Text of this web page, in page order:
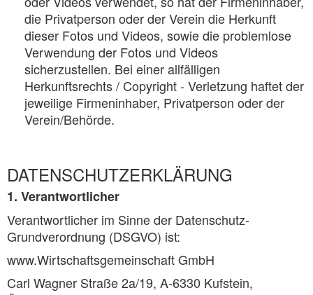
die Privatperson oder der Verein die Herkunft
dieser Fotos und Videos, sowie die problemlose
Verwendung der Fotos und Videos
sicherzustellen. Bei einer allfälligen
Herkunftsrechts / Copyright - Verletzung haftet der
jeweilige Firmeninhaber, Privatperson oder der
Verein/Behörde.
DATENSCHUTZERKLÄRUNG
1. Verantwortlicher
Verantwortlicher im Sinne der Datenschutz-
Grundverordnung (DSGVO) ist:
www.Wirtschaftsgemeinschaft GmbH
Carl Wagner Straße 2a/19, A-6330 Kufstein,